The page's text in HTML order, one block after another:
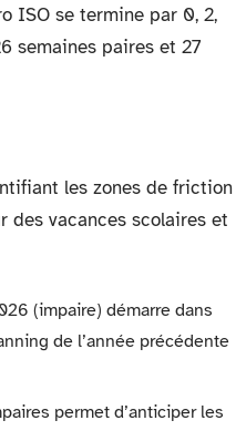
ISO se termine par 0, 2,
semaines paires et 27
les zones de friction
des vacances scolaires et
(impaire) démarre dans
de l’année précédente
permet d’anticiper les